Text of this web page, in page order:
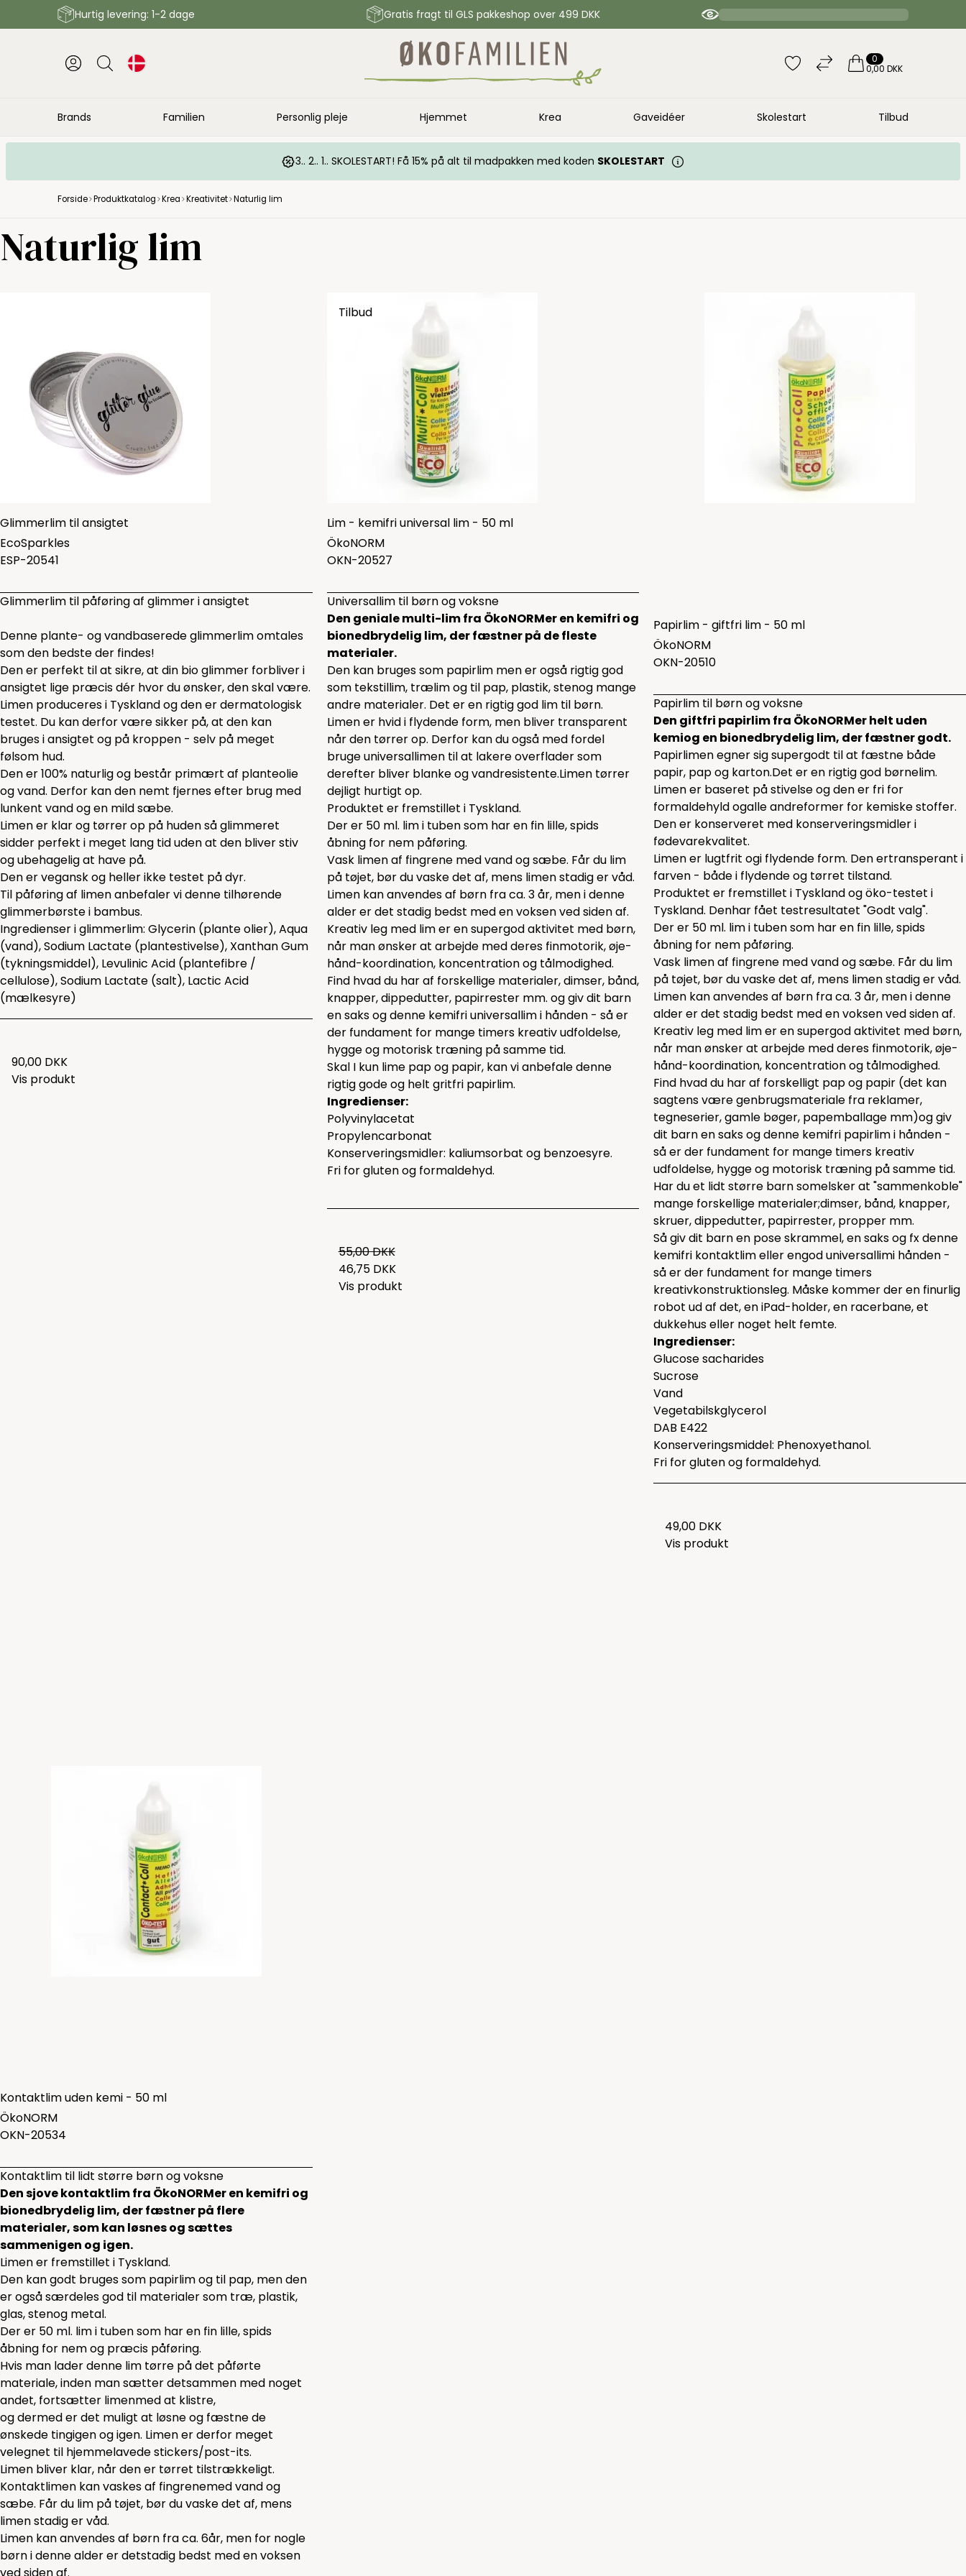
Hurtig levering: 1-2 dage Gratis fragt til GLS pakkeshop over 499 DKK 4.9 / 5 anbefaler | 20.000 bedømmelser
0
0,00 DKK
Brands Familien Personlig pleje Hjemmet Krea Gaveidéer Skolestart Tilbud
3.. 2.. 1.. SKOLESTART! Få 15% på alt til madpakken med koden SKOLESTART
Forside Produktkatalog Krea Kreativitet Naturlig lim
Naturlig lim
Glimmerlim til ansigtet
EcoSparkles
ESP-20541
Glimmerlim til påføring af glimmer i ansigtet
Denne plante- og vandbaserede glimmerlim omtales
som den bedste der findes!
Den er perfekt til at sikre, at din bio glimmer forbliver i
ansigtet lige præcis dér hvor du ønsker, den skal være.
Limen produceres i Tyskland og den er dermatologisk
testet. Du kan derfor være sikker på, at den kan
bruges i ansigtet og på kroppen - selv på meget
følsom hud.
Den er 100% naturlig og består primært af planteolie
og vand. Derfor kan den nemt fjernes efter brug med
lunkent vand og en mild sæbe.
Limen er klar og tørrer op på huden så glimmeret
sidder perfekt i meget lang tid uden at den bliver stiv
og ubehagelig at have på.
Den er vegansk og heller ikke testet på dyr.
Til påføring af limen anbefaler vi denne tilhørende
glimmerbørste i bambus.
Ingredienser i glimmerlim: Glycerin (plante olier), Aqua
(vand), Sodium Lactate (plantestivelse), Xanthan Gum
(tykningsmiddel), Levulinic Acid (plantefibre /
cellulose), Sodium Lactate (salt), Lactic Acid
(mælkesyre)
90,00 DKK
Vis produkt
Tilbud
Lim - kemifri universal lim - 50 ml
ÖkoNORM
OKN-20527
Universallim til børn og voksne
Den geniale multi-lim fra ÖkoNORMer en kemifri og
bionedbrydelig lim, der fæstner på de fleste
materialer.
Den kan bruges som papirlim men er også rigtig god
som tekstillim, trælim og til pap, plastik, stenog mange
andre materialer. Det er en rigtig god lim til børn.
Limen er hvid i flydende form, men bliver transparent
når den tørrer op. Derfor kan du også med fordel
bruge universallimen til at lakere overflader som
derefter bliver blanke og vandresistente.Limen tørrer
dejligt hurtigt op.
Produktet er fremstillet i Tyskland.
Der er 50 ml. lim i tuben som har en fin lille, spids
åbning for nem påføring.
Vask limen af fingrene med vand og sæbe. Får du lim
på tøjet, bør du vaske det af, mens limen stadig er våd.
Limen kan anvendes af børn fra ca. 3 år, men i denne
alder er det stadig bedst med en voksen ved siden af.
Kreativ leg med lim er en supergod aktivitet med børn,
når man ønsker at arbejde med deres finmotorik, øje-
hånd-koordination, koncentration og tålmodighed.
Find hvad du har af forskellige materialer, dimser, bånd,
knapper, dippedutter, papirrester mm. og giv dit barn
en saks og denne kemifri universallim i hånden - så er
der fundament for mange timers kreativ udfoldelse,
hygge og motorisk træning på samme tid.
Skal I kun lime pap og papir, kan vi anbefale denne
rigtig gode og helt gritfri papirlim.
Ingredienser:
Polyvinylacetat
Propylencarbonat
Konserveringsmidler: kaliumsorbat og benzoesyre.
Fri for gluten og formaldehyd.
55,00 DKK
46,75 DKK
Vis produkt
Papirlim - giftfri lim - 50 ml
ÖkoNORM
OKN-20510
Papirlim til børn og voksne
Den giftfri papirlim fra ÖkoNORMer helt uden
kemiog en bionedbrydelig lim, der fæstner godt.
Papirlimen egner sig supergodt til at fæstne både
papir, pap og karton.Det er en rigtig god børnelim.
Limen er baseret på stivelse og den er fri for
formaldehyld ogalle andreformer for kemiske stoffer.
Den er konserveret med konserveringsmidler i
fødevarekvalitet.
Limen er lugtfrit ogi flydende form. Den ertransperant i
farven - både i flydende og tørret tilstand.
Produktet er fremstillet i Tyskland og öko-testet i
Tyskland. Denhar fået testresultatet "Godt valg".
Der er 50 ml. lim i tuben som har en fin lille, spids
åbning for nem påføring.
Vask limen af fingrene med vand og sæbe. Får du lim
på tøjet, bør du vaske det af, mens limen stadig er våd.
Limen kan anvendes af børn fra ca. 3 år, men i denne
alder er det stadig bedst med en voksen ved siden af.
Kreativ leg med lim er en supergod aktivitet med børn,
når man ønsker at arbejde med deres finmotorik, øje-
hånd-koordination, koncentration og tålmodighed.
Find hvad du har af forskelligt pap og papir (det kan
sagtens være genbrugsmateriale fra reklamer,
tegneserier, gamle bøger, papemballage mm)og giv
dit barn en saks og denne kemifri papirlim i hånden -
så er der fundament for mange timers kreativ
udfoldelse, hygge og motorisk træning på samme tid.
Har du et lidt større barn somelsker at "sammenkoble"
mange forskellige materialer;dimser, bånd, knapper,
skruer, dippedutter, papirrester, propper mm.
Så giv dit barn en pose skrammel, en saks og fxdenne
kemifri kontaktlimeller engod universallimi hånden -
så er der fundament for mange timers
kreativkonstruktionsleg. Måske kommer der en finurlig
robot ud af det, en iPad-holder, en racerbane, et
dukkehus eller noget helt femte.
Ingredienser:
Glucose sacharides
Sucrose
Vand
Vegetabilskglycerol
DAB E422
Konserveringsmiddel: Phenoxyethanol.
Fri for gluten og formaldehyd.
49,00 DKK
Vis produkt
Kontaktlim uden kemi - 50 ml
ÖkoNORM
OKN-20534
Kontaktlim til lidt større børn og voksne
Den sjove kontaktlim fra ÖkoNORMer en kemifri og
bionedbrydelig lim, der fæstner på flere
materialer, som kan løsnes og sættes
sammenigen og igen.
Limen er fremstillet i Tyskland.
Den kan godt bruges som papirlim og til pap, men den
er også særdeles god til materialer som træ, plastik,
glas, stenog metal.
Der er 50 ml. lim i tuben som har en fin lille, spids
åbning for nem og præcis påføring.
Hvis man lader denne lim tørre på det påførte
materiale, inden man sætter detsammen med noget
andet, fortsætter limenmed at klistre,
og dermed er det muligt at løsne og fæstne de
ønskede tingigen og igen. Limen er derfor meget
velegnet til hjemmelavede stickers/post-its.
Limen bliver klar, når den er tørret tilstrækkeligt.
Kontaktlimen kan vaskes af fingrenemed vand og
sæbe. Får du lim på tøjet, bør du vaske det af, mens
limen stadig er våd.
Limen kan anvendes af børn fra ca. 6år, men for nogle
børn i denne alder er detstadig bedst med en voksen